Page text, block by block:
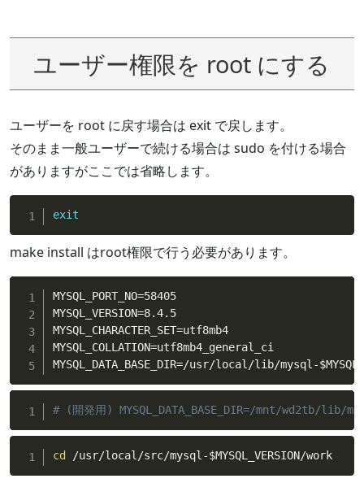
ユーザー権限を root にする
ユーザーを root に戻す場合は exit で戻します。
そのまま一般ユーザーで続ける場合は sudo を付ける場合
がありますがここでは省略します。
exit
make install はroot権限で行う必要があります。
MYSQL_PORT_NO=58405
MYSQL_VERSION=8.4.5
MYSQL_CHARACTER_SET=utf8mb4
MYSQL_COLLATION=utf8mb4_general_ci
MYSQL_DATA_BASE_DIR=/usr/local/lib/mysql-
# (開発用) MYSQL_DATA_BASE_DIR=/mnt/wd2tb/lib/
cd /usr/local/src/mysql-$MYSQL_VERSION/work